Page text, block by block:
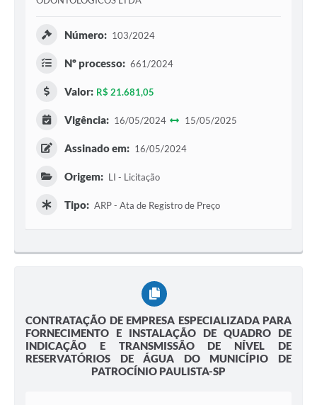
Número: 103/2024
Nº processo: 661/2024
Valor: R$ 21.681,05
Vigência: 16/05/2024 15/05/2025
Assinado em: 16/05/2024
Origem: LI - Licitação
Tipo: ARP - Ata de Registro de Preço
CONTRATAÇÃO DE EMPRESA ESPECIALIZADA PARA
FORNECIMENTO E INSTALAÇÃO DE QUADRO DE
INDICAÇÃO E TRANSMISSÃO DE NÍVEL DE
RESERVATÓRIOS DE ÁGUA DO MUNICÍPIO DE
PATROCÍNIO PAULISTA-SP